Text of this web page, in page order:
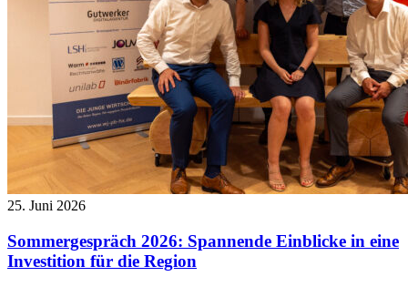
25. Juni 2026
Sommergespräch 2026: Spannende Einblicke in eine
Investition für die Region